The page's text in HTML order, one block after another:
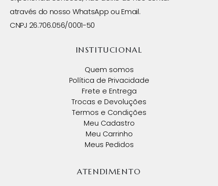
através do nosso WhatsApp ou Email.
CNPJ 26.706.056/0001-50
INSTITUCIONAL
Quem somos
Política de Privacidade
Frete e Entrega
Trocas e Devoluções
Termos e Condições
Meu Cadastro
Meu Carrinho
Meus Pedidos
ATENDIMENTO